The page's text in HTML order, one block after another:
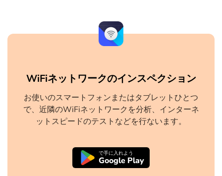
WiFiネットワークのインスペクション
お使いのスマートフォンまたはタブレットひとつ
で、近隣のWiFiネットワークを分析、インターネ
ットスピードのテストなどを行ないます。
で手に入れよう
Google Play